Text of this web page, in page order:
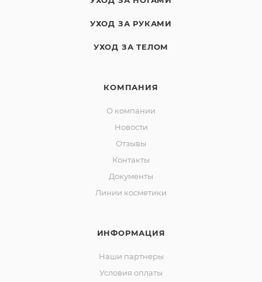
УХОД ЗА РУКАМИ
УХОД ЗА ТЕЛОМ
КОМПАНИЯ
О компании
Новости
Отзывы
Контакты
Документы
Линии косметики
ИНФОРМАЦИЯ
Наши партнеры
Условия оплаты